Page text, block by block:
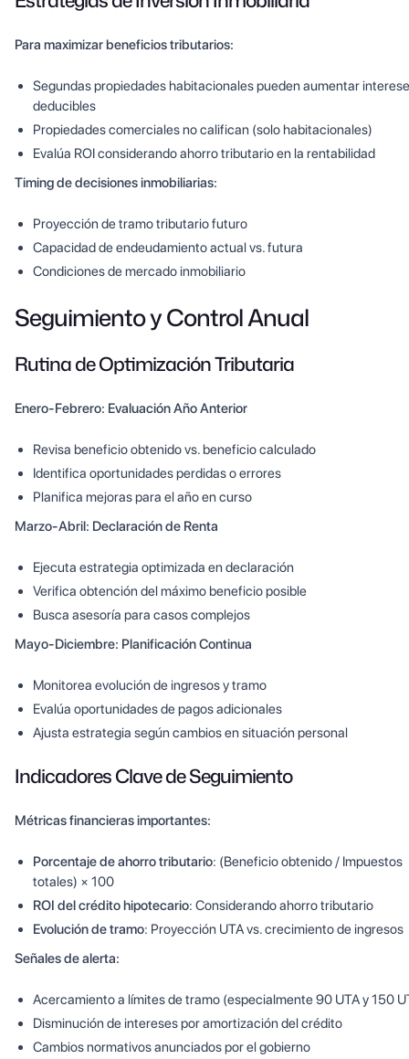
Para maximizar beneficios tributarios:
Segundas propiedades habitacionales pueden aumentar
deducibles
Propiedades comerciales no califican (solo habitacionales)
Evalúa ROI considerando ahorro tributario en la rentabilidad
Timing de decisiones inmobiliarias:
Proyección de tramo tributario futuro
Capacidad de endeudamiento actual vs. futura
Condiciones de mercado inmobiliario
Seguimiento y Control Anual
Rutina de Optimización Tributaria
Enero-Febrero: Evaluación Año Anterior
Revisa beneficio obtenido vs. beneficio calculado
Identifica oportunidades perdidas o errores
Planifica mejoras para el año en curso
Marzo-Abril: Declaración de Renta
Ejecuta estrategia optimizada en declaración
Verifica obtención del máximo beneficio posible
Busca asesoría para casos complejos
Mayo-Diciembre: Planificación Continua
Monitorea evolución de ingresos y tramo
Evalúa oportunidades de pagos adicionales
Ajusta estrategia según cambios en situación personal
Indicadores Clave de Seguimiento
Métricas financieras importantes:
Porcentaje de ahorro tributario: (Beneficio obtenido / Impuestos
totales) × 100
ROI del crédito hipotecario: Considerando ahorro tributario
Evolución de tramo: Proyección UTA vs. crecimiento de ingresos
Señales de alerta:
Acercamiento a límites de tramo (especialmente 90 UTA y 150
Disminución de intereses por amortización del crédito
Cambios normativos anunciados por el gobierno